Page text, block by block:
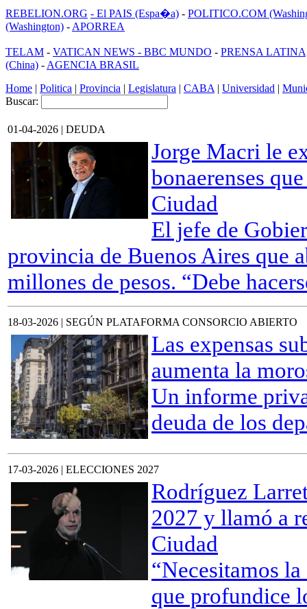
REBELION.ORG - El PAIS (Espa�a) - POLITICO.COM
(Washington) - APORREA
TELAM - VATICAN NEWS - BBC MUNDO - PRENSA LATINA
(China) - AGENCIA BRASIL
Home | Politica | Provincia | Legislatura | CABA | Universidad |
Buscar:
01-04-2026 | DEUDA
Jorge Macri le
bonaerenses
Ciudad
El jefe de
provincia de Buenos Aires que
millones de pesos. “Debe
18-03-2026 | SEGÚN PLATAFORMA CONSORCIO ABIERTO
Las expensas
aumenta la
Un informe
deuda de los
17-03-2026 | ELECCIONES 2027
Rodríguez
2027 y llamó a
Ciudad
“Necesitamos
que profundice